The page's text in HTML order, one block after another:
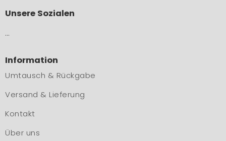
Unsere Sozialen
…
Information
Umtausch & Rückgabe
Versand & Lieferung
Kontakt
Über uns